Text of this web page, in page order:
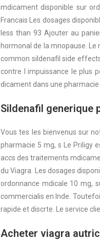
mdicament disponible sur
Francais Les dosages
less than 93 Ajouter au
hormonal de la mnopause.
common sildenafil side
contre l impuissance le plus
dicament dans une pharmacie
Sildenafil generique
Vous tes les bienvenus sur
pharmacie 5 mg, s Le Priligy
accs des traitements
du Viagra. Les dosages
ordonnance mdicale 10 mg,
commercialis en Inde.
rapide et discrte. Le service
Acheter viagra